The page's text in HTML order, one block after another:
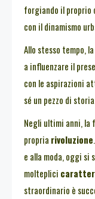
forgiando il proprio
con il dinamismo
Allo stesso tempo,
a influenzare il
con le aspirazioni
sé un pezzo di
Negli ultimi anni, la
propria rivoluzione
e alla moda, oggi si
molteplici
straordinario è